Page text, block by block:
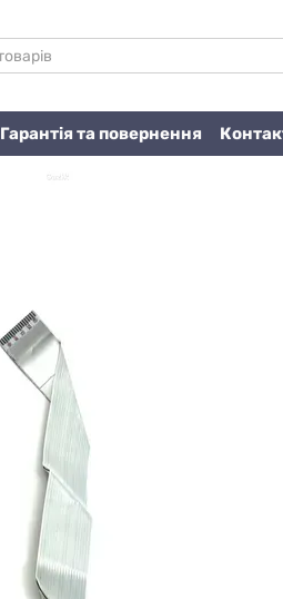
Гарантія та повернення